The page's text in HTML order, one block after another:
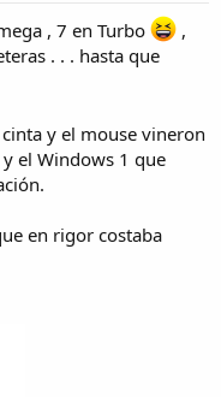
, 7 en Turbo
,
. . . hasta que
y el mouse vineron
el Windows 1 que
en rigor costaba